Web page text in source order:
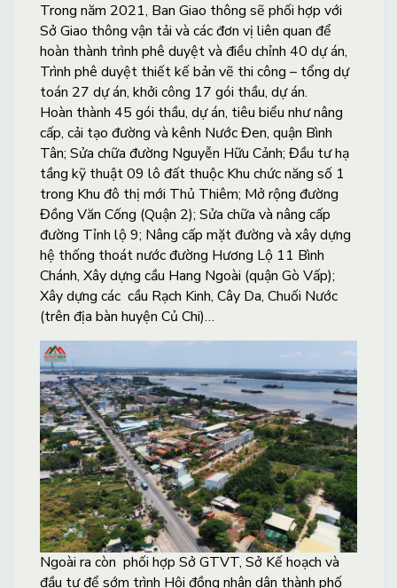
Trong năm 2021, Ban Giao thông sẽ phối hợp với
Sở Giao thông vận tải và các đơn vị liên quan để
hoàn thành trình phê duyệt và điều chỉnh 40 dự án,
Trình phê duyệt thiết kế bản vẽ thi công – tổng dự
toán 27 dự án, khởi công 17 gói thầu, dự án.
Hoàn thành 45 gói thầu, dự án, tiêu biểu như nâng
cấp, cải tạo đường và kênh Nước Đen, quận Bình
Tân; Sửa chữa đường Nguyễn Hữu Cảnh; Đầu tư hạ
tầng kỹ thuật 09 lô đất thuộc Khu chức năng số 1
trong Khu đô thị mới Thủ Thiêm; Mở rộng đường
Đồng Văn Cống (Quận 2); Sửa chữa và nâng cấp
đường Tỉnh lộ 9; Nâng cấp mặt đường và xây dựng
hệ thống thoát nước đường Hương Lộ 11 Bình
Chánh, Xây dựng cầu Hang Ngoài (quận Gò Vấp);
Xây dựng các cầu Rạch Kinh, Cây Da, Chuối Nước
(trên địa bàn huyện Củ Chi)…
Ngoài ra còn phối hợp Sở GTVT, Sở Kế hoạch và
đầu tư để sớm trình Hội đồng nhân dân thành phố